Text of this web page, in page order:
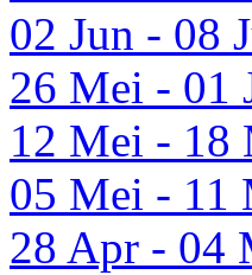
02 Jun - 08
26 Mei - 01
12 Mei - 18
05 Mei - 11
28 Apr - 04